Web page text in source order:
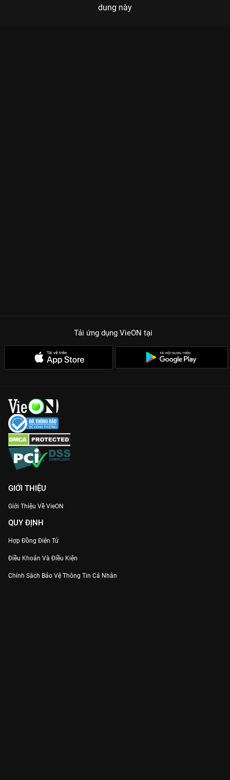
dung này
Tải ứng dụng VieON tại
GIỚI THIỆU
Giới Thiệu Về VieON
QUY ĐỊNH
Hợp Đồng Điện Tử
Điều Khoản Và Điều Kiện
Chính Sách Bảo Vệ Thông Tin Cá Nhân